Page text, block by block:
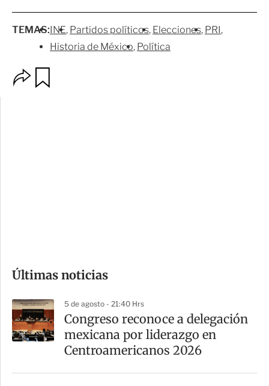
TEMAS:INE Partidos políticos Elecciones PRI
Historia de México Política
p
m
a
r
t
Últimas noticias
5 de agosto - 21:40 Hrs
Congreso reconoce a delegación
mexicana por liderazgo en
Centroamericanos 2026